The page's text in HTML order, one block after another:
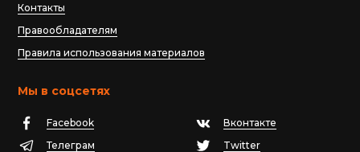
Контакты
Правообладателям
Правила использования материалов
Мы в соцсетях
Facebook
Вконтакте
Телеграм
Twitter